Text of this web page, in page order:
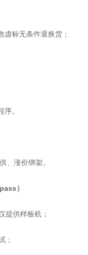
标无条件退换货；
。
、涨价绑架。
）
提供样板机；
；